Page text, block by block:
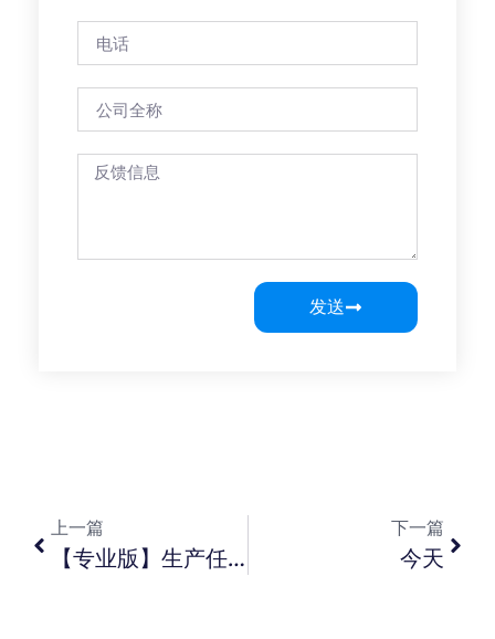
发送
上一篇
【专业版】生产任务单选源单选不到销售订单？【商贸版】调拨单如何生成凭证？【旗舰版】手工新增的委外订单单价来源？
下一篇
今天